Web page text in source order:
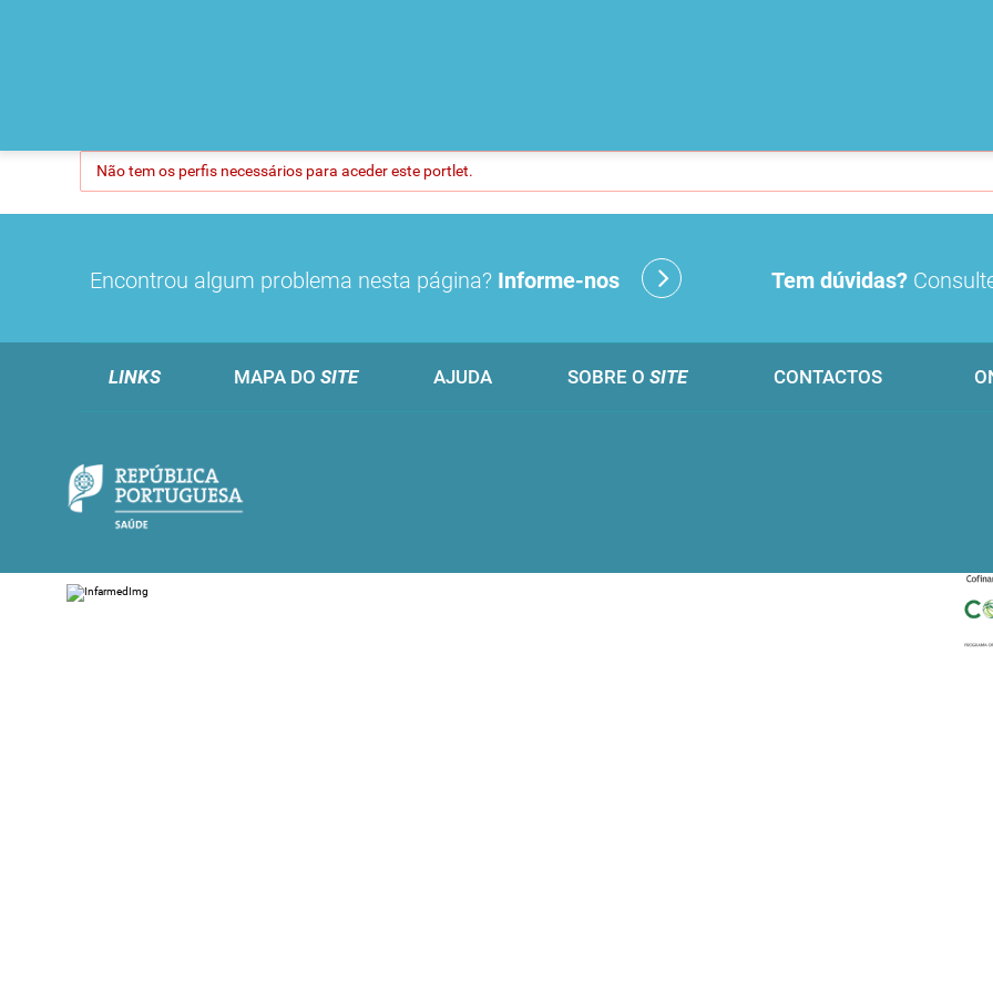
Não tem os perfis necessários para aceder este portlet.
Encontrou algum problema nesta página? Informe-nos Tem dúvidas?
LINKS MAPA DO SITE AJUDA SOBRE O SITE CONTACTOS